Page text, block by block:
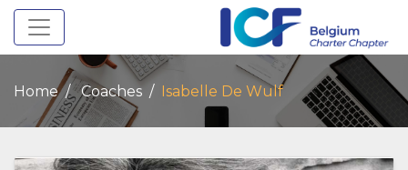
Toggle navigation
Home Coaches Isabelle De Wulf